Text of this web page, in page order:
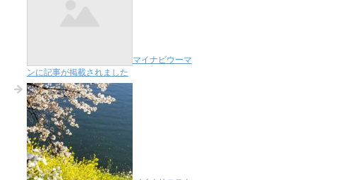
マイナビウーマ
ンに記事が掲載されました